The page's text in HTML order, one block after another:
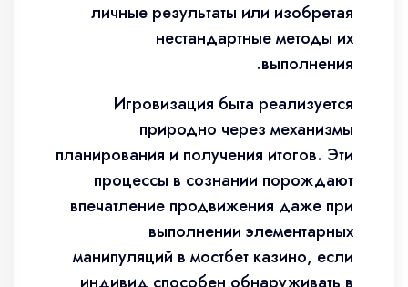
личные результаты или изобретая
нестандартные методы их
выполнения.
Игровизация быта реализуется
природно через механизмы
планирования и получения итогов. Эти
процессы в сознании порождают
впечатление продвижения даже при
выполнении элементарных
манипуляций в мостбет казино, если